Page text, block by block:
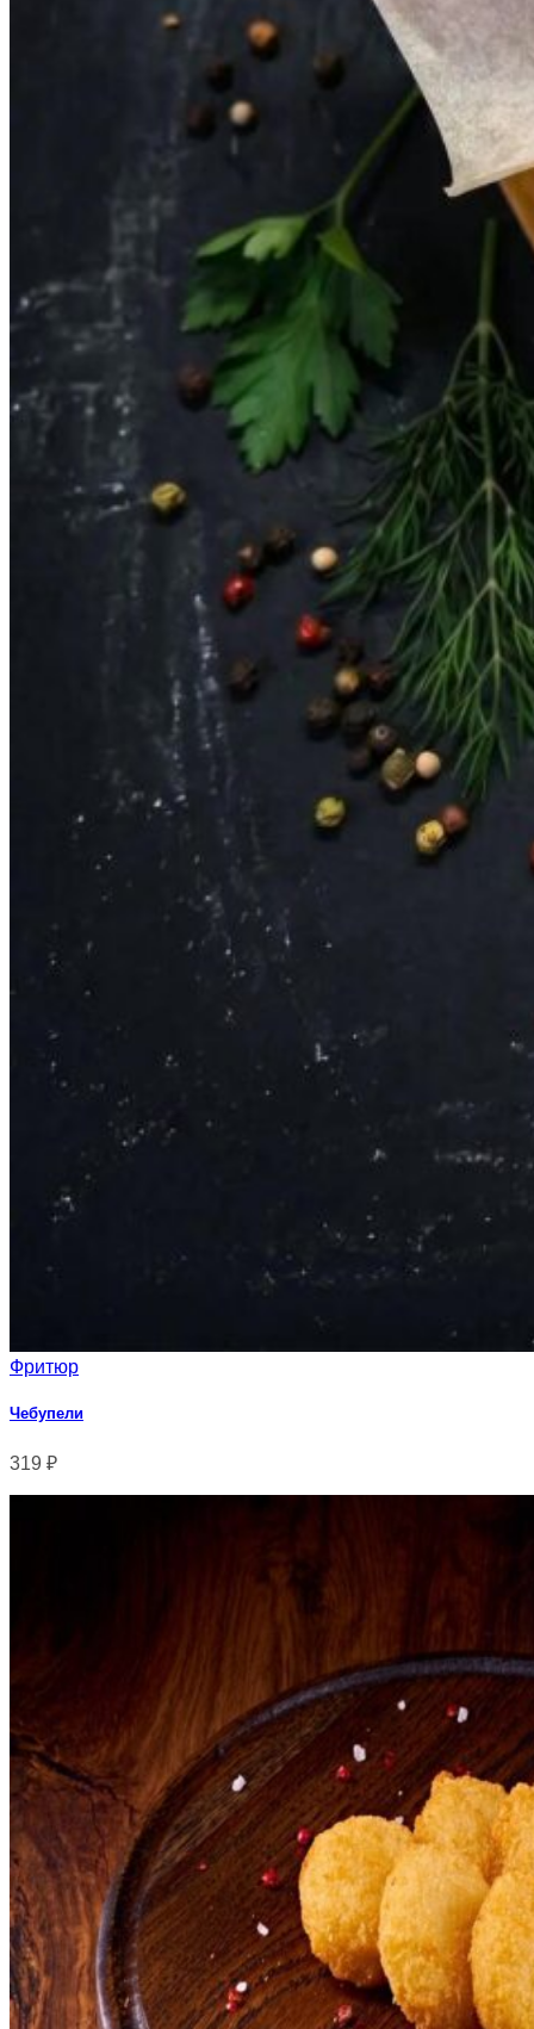
Фритюр
Чебупели
319 ₽